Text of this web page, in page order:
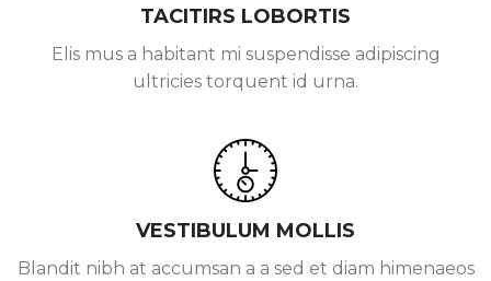
TACITIRS LOBORTIS
Elis mus a habitant mi suspendisse adipiscing
ultricies torquent id urna.
VESTIBULUM MOLLIS
Blandit nibh at accumsan a a sed et diam himenaeos